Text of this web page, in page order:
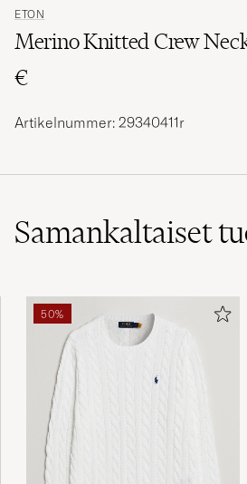
ETON
Merino Knitted Crew
€
Artikelnummer: 29340411r
Samankaltaiset
50%